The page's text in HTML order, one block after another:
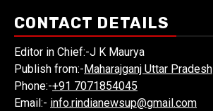
CONTACT DETAILS
Editor in Chief:-J K Maurya
Publish from:- Maharajganj Uttar Pradesh
Phone:-+91 7071854045
Email:- info.rindianewsup@gmail.com